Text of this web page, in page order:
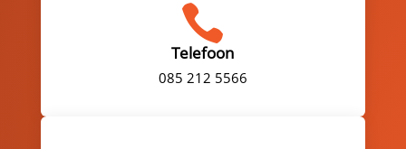

Telefoon
085 212 5566